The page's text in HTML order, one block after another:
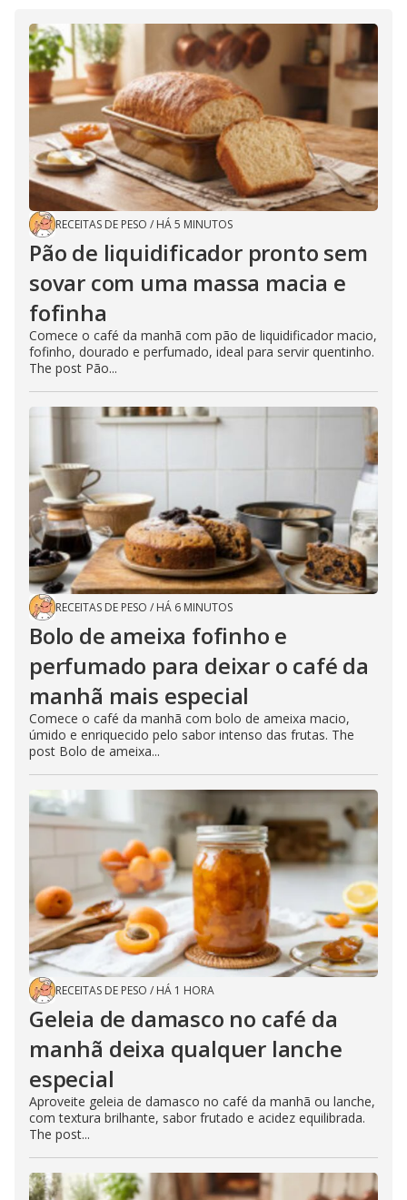
RECEITAS DE PESO / HÁ 5 MINUTOS
Pão de liquidificador pronto sem
sovar com uma massa macia e
fofinha
Comece o café da manhã com pão de liquidificador macio,
fofinho, dourado e perfumado, ideal para servir quentinho.
The post Pão...
RECEITAS DE PESO / HÁ 6 MINUTOS
Bolo de ameixa fofinho e
perfumado para deixar o café da
manhã mais especial
Comece o café da manhã com bolo de ameixa macio,
úmido e enriquecido pelo sabor intenso das frutas. The
post Bolo de ameixa...
RECEITAS DE PESO / HÁ 1 HORA
Geleia de damasco no café da
manhã deixa qualquer lanche
especial
Aproveite geleia de damasco no café da manhã ou lanche,
com textura brilhante, sabor frutado e acidez equilibrada.
The post...